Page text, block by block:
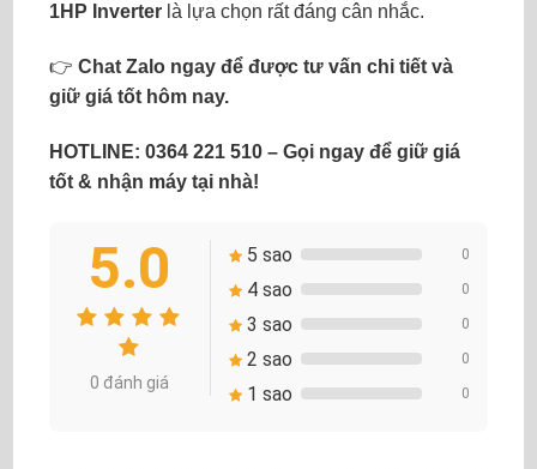
1HP Inverter là lựa chọn rất đáng cân nhắc.
👉 Chat Zalo ngay để được tư vấn chi tiết và
giữ giá tốt hôm nay.
HOTLINE: 0364 221 510 – Gọi ngay để giữ giá
tốt & nhận máy tại nhà!
5.0
0 đánh giá
5 sao 0
4 sao 0
3 sao 0
2 sao 0
1 sao 0